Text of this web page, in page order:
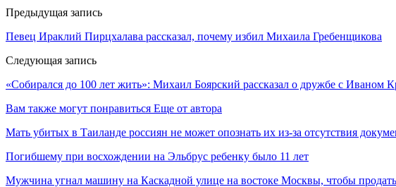
Предыдущая запись
Певец Ираклий Пирцхалава рассказал, почему избил Михаила Гребенщикова
Следующая запись
«Собирался до 100 лет жить»: Михаил Боярский рассказал о дружбе с Иваном
Вам также могут понравиться Еще от автора
Мать убитых в Таиланде россиян не может опознать их из-за отсутствия
Погибшему при восхождении на Эльбрус ребенку было 11 лет
Мужчина угнал машину на Каскадной улице на востоке Москвы, чтобы